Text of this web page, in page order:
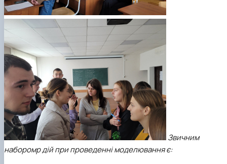
Звичним
наборомр дій при проведенні моделювання є: